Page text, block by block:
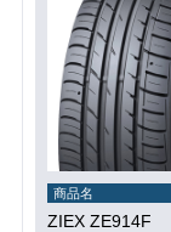
商品名
ZIEX ZE914F